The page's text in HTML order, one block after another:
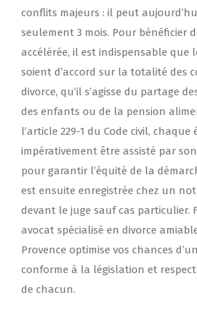
conflits majeurs : il peut
seulement 3 mois. Pour bénéficier
accélérée, il est indispensable que
soient d’accord sur la totalité des
divorce, qu’il s’agisse du partage
des enfants ou de la pension
l’article 229-1 du Code civil, chaque
impérativement être assisté par
pour garantir l’équité de la
est ensuite enregistrée chez un
devant le juge sauf cas particulier.
avocat spécialisé en divorce
Provence optimise vos chances
conforme à la législation et
de chacun.